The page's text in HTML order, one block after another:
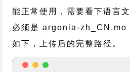
能正常使用，需要看下语言
必须是 argonia-zh_CN.mo
如下，上传后的完整路径。